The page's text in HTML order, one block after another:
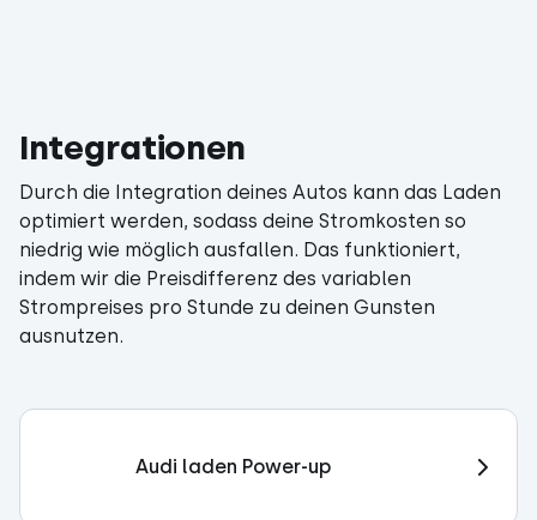
Integrationen
Durch die Integration deines Autos kann das Laden
optimiert werden, sodass deine Stromkosten so
niedrig wie möglich ausfallen. Das funktioniert,
indem wir die Preisdifferenz des variablen
Strompreises pro Stunde zu deinen Gunsten
ausnutzen.
Audi laden Power-up